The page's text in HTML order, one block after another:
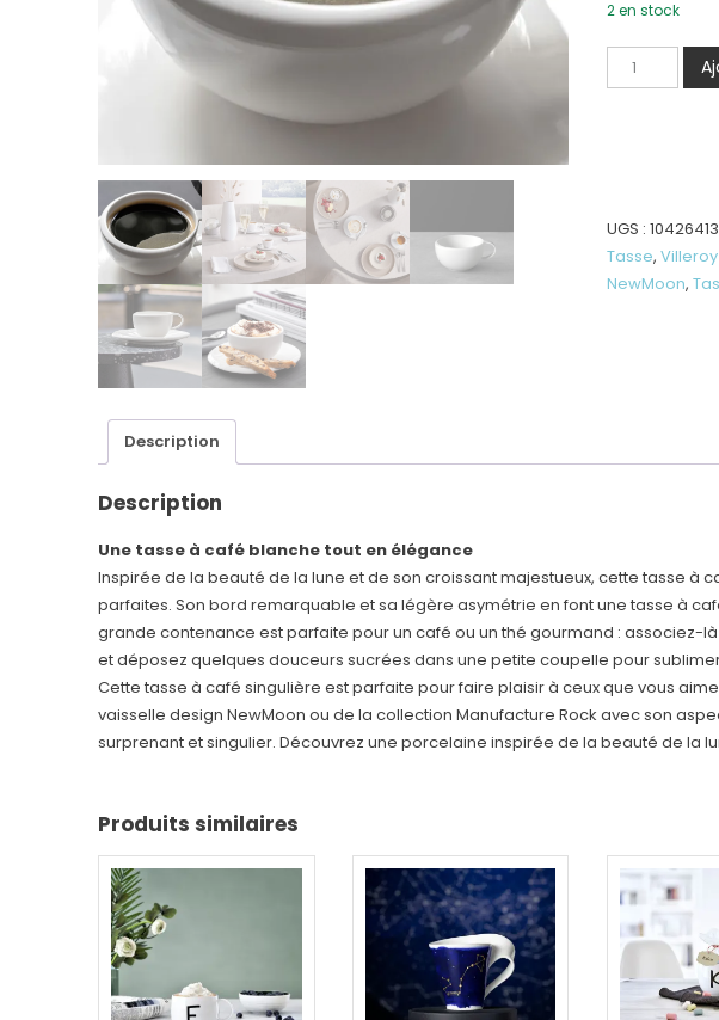
2 en stock
quantité
de
café,
blanche,
en
UGS :
Tasse,
NewMoon,
Description
Description
Une tasse à café blanche tout en élégance
Inspirée de la beauté de la lune et de son croissant majestueux, cette tasse à
parfaites. Son bord remarquable et sa légère asymétrie en font une tasse à
grande contenance est parfaite pour un café ou un thé gourmand : associez-
et déposez quelques douceurs sucrées dans une petite coupelle pour
Cette tasse à café singulière est parfaite pour faire plaisir à ceux que vous
vaisselle design NewMoon ou de la collection Manufacture Rock avec son
surprenant et singulier. Découvrez une porcelaine inspirée de la beauté de la
Produits similaires